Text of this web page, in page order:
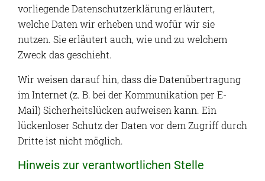
vorliegende Datenschutzerklärung erläutert,
welche Daten wir erheben und wofür wir sie
nutzen. Sie erläutert auch, wie und zu welchem
Zweck das geschieht.
Wir weisen darauf hin, dass die Datenübertragung
im Internet (z. B. bei der Kommunikation per E-
Mail) Sicherheitslücken aufweisen kann. Ein
lückenloser Schutz der Daten vor dem Zugriff durch
Dritte ist nicht möglich.
Hinweis zur verantwortlichen Stelle